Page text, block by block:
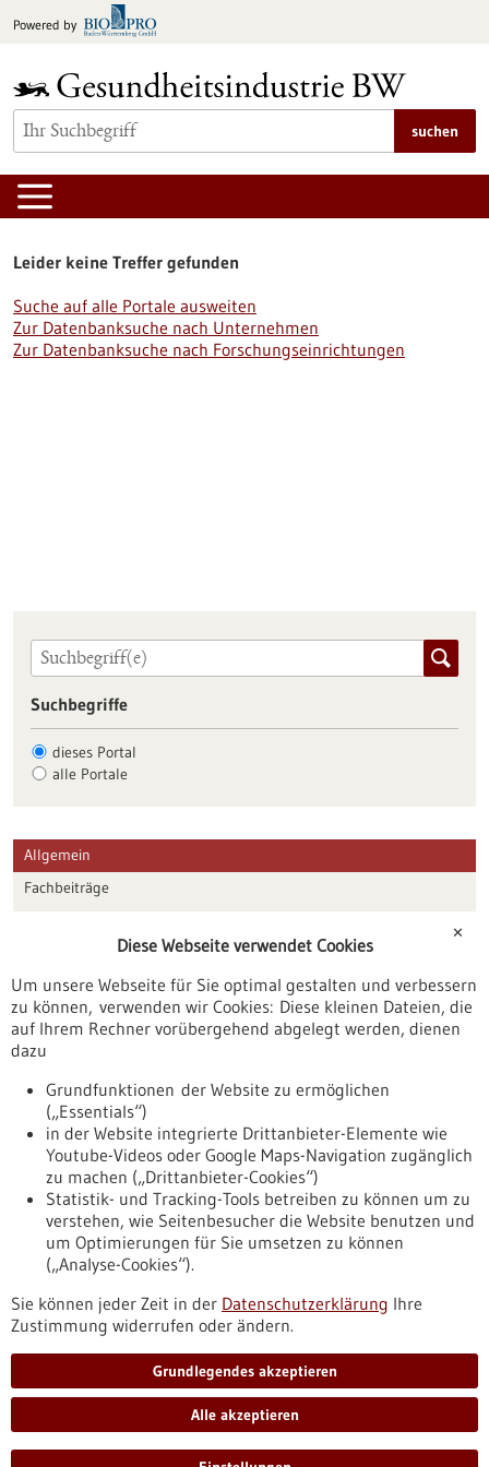
Inhalt
Powered by
suchen
Leider keine Treffer gefunden
Suche auf alle Portale ausweiten
Zur Datenbanksuche nach Unternehmen
Zur Datenbanksuche nach Forschungseinrichtungen
Suchbegriffe
dieses Portal
alle Portale
Allgemein
Fachbeiträge
Veranstaltungen
Erscheinungsdatum
Nach oben
Informiert bleiben
Newsletter abonnieren
✕
Diese Webseite verwendet Cookies
Um unsere Webseite für Sie optimal gestalten und verbessern
zu können, verwenden wir Cookies: Diese kleinen Dateien, die
auf Ihrem Rechner vorübergehend abgelegt werden, dienen
dazu
Grundfunktionen der Website zu ermöglichen
(„Essentials“)
in der Website integrierte Drittanbieter-Elemente wie
Youtube-Videos oder Google Maps-Navigation zugänglich
zu machen („Drittanbieter-Cookies“)
Statistik- und Tracking-Tools betreiben zu können um zu
verstehen, wie Seitenbesucher die Website benutzen und
um Optimierungen für Sie umsetzen zu können
(„Analyse-Cookies“).
Sie können jeder Zeit in der Datenschutzerklärung Ihre
Zustimmung widerrufen oder ändern.
Grundlegendes akzeptieren
Alle akzeptieren